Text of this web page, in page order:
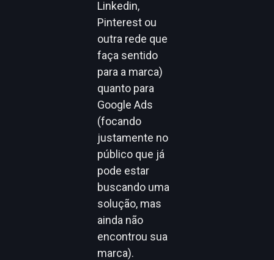
Linkedin,
Pinterest ou
outra rede que
faça sentido
para a marca)
quanto para
Google Ads
(focando
justamente no
público que já
pode estar
buscando uma
solução, mas
ainda não
encontrou sua
marca).